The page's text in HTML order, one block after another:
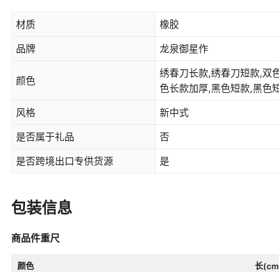
材质 橡胶
品牌 龙泉御星作
颜色
绣春刀长款,绣春刀短款,双
色长款加厚,黑色短款,黑色
刀二,龙首绣春刀
风格 新中式
是否属于礼品 否
是否跨境出口专供货源 是
包装信息
商品件重尺
颜色 长